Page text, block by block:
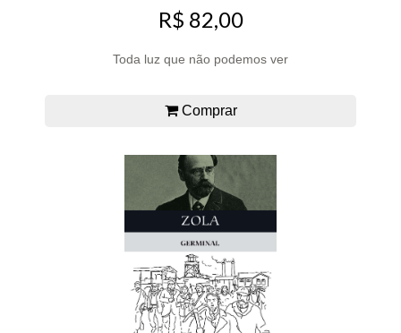
R$ 82,00
Toda luz que não podemos ver
Comprar